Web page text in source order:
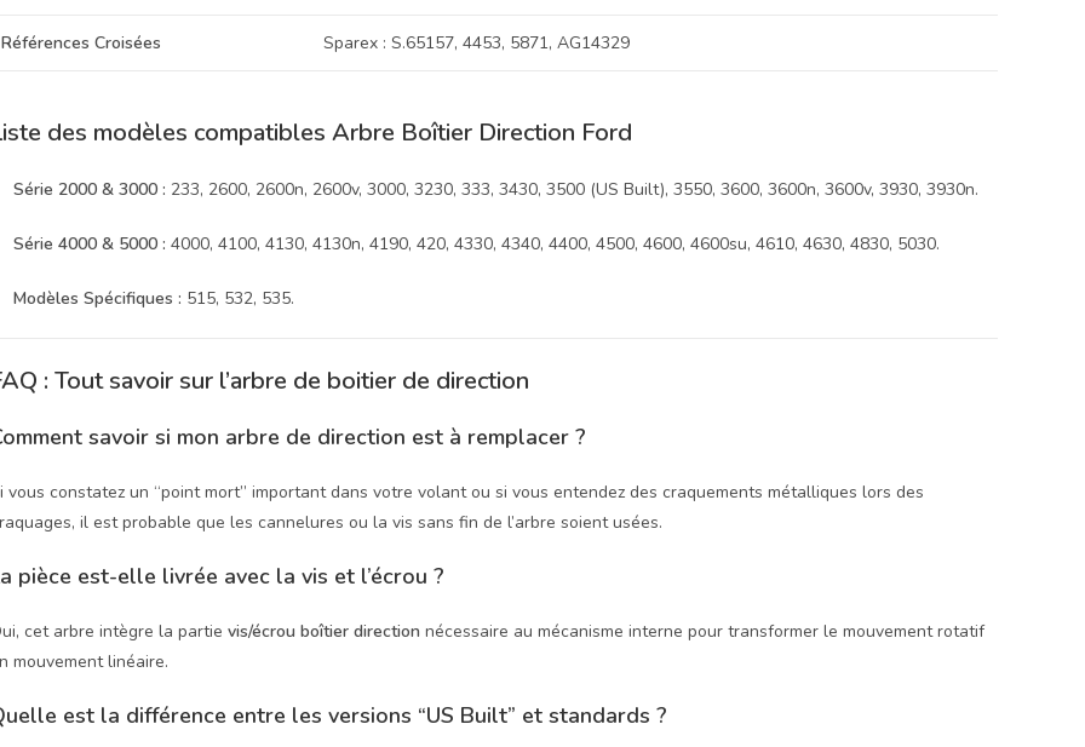
Références Croisées Sparex : S.65157, 4453, 5871, AG14329
des modèles compatibles Arbre Boîtier Direction Ford
Série 2000 & 3000 : 233, 2600, 2600n, 2600v, 3000, 3230, 333, 3430, 3500 (US Built), 3550, 3600, 3600n, 3600v, 3930, 3930n.
Série 4000 & 5000 : 4000, 4100, 4130, 4130n, 4190, 420, 4330, 4340, 4400, 4500, 4600, 4600su, 4610, 4630, 4830, 5030.
Modèles Spécifiques : 515, 532, 535.
: Tout savoir sur l’arbre de boitier de direction
savoir si mon arbre de direction est à remplacer ?
vous constatez un “point mort” important dans votre volant ou si vous entendez des craquements métalliques lors des
il est probable que les cannelures ou la vis sans fin de l’arbre soient usées.
pièce est-elle livrée avec la vis et l’écrou ?
cet arbre intègre la partie vis/écrou boîtier direction nécessaire au mécanisme interne pour transformer le mouvement rotatif
mouvement linéaire.
est la différence entre les versions “US Built” et standards ?